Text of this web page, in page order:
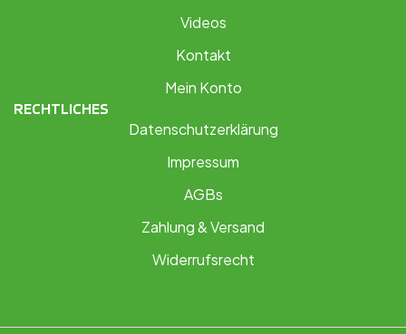
Videos
Kontakt
Mein Konto
RECHTLICHES
Datenschutzerklärung
Impressum
AGBs
Zahlung & Versand
Widerrufsrecht